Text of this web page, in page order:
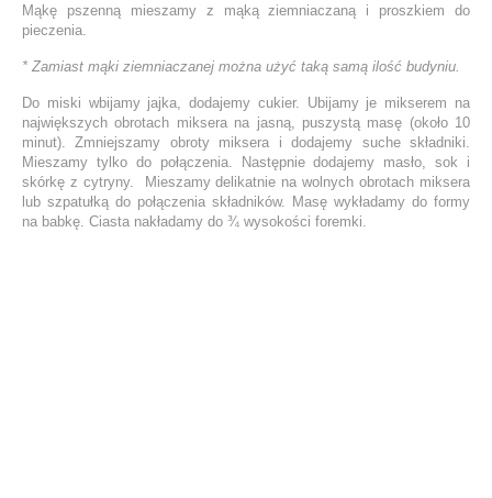
Mąkę pszenną mieszamy z mąką ziemniaczaną i proszkiem do
pieczenia.
* Zamiast mąki ziemniaczanej można użyć taką samą ilość budyniu.
Do miski wbijamy jajka, dodajemy cukier. Ubijamy je mikserem na
największych obrotach miksera na jasną, puszystą masę (około 10
minut). Zmniejszamy obroty miksera i dodajemy suche składniki.
Mieszamy tylko do połączenia. Następnie dodajemy masło, sok i
skórkę z cytryny. Mieszamy delikatnie na wolnych obrotach miksera
lub szpatułką do połączenia składników. Masę wykładamy do formy
na babkę. Ciasta nakładamy do ¾ wysokości foremki.